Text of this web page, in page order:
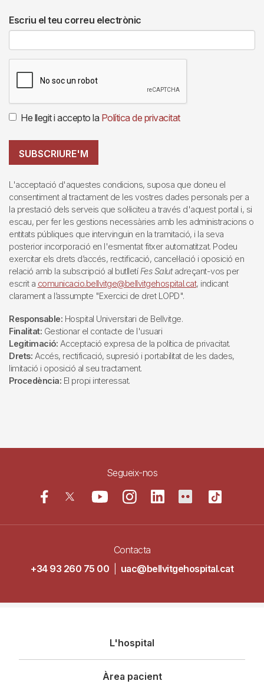
Escriu el teu correu electrònic
He llegit i accepto la Política de privacitat
SUBSCRIURE'M
L'acceptació d'aquestes condicions, suposa que doneu el
consentiment al tractament de les vostres dades personals per a
la prestació dels serveis que sol·liciteu a través d'aquest portal i, si
escau, per fer les gestions necessàries amb les administracions o
entitats públiques que intervinguin en la tramitació, i la seva
posterior incorporació en l'esmentat fitxer automatitzat. Podeu
exercitar els drets d’accés, rectificació, cancel·lació i oposició en
relació amb la subscripció al butlletí Fes Salutadreçant-vos per
escrit a comunicacio.bellvitge@bellvitgehospital.cat, indicant
clarament a l’assumpte "Exercici de dret LOPD".
Responsable: Hospital Universitari de Bellvitge.
Finalitat: Gestionar el contacte de l'usuari
Legitimació: Acceptació expresa de la política de privacitat.
Drets: Accés, rectificació, supresió i portabilitat de les dades,
limitació i oposició al seu tractament.
Procedència: El propi interessat.
Segueix-nos
Contacta
+34 93 260 75 00
uac@bellvitgehospital.cat
principal
L'hospital
Àrea pacient